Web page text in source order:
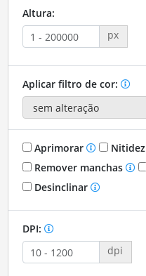
Altura:
px
Aplicar filtro de cor:
Aprimorar Nitidez
Remover manchas
Desinclinar
DPI:
dpi